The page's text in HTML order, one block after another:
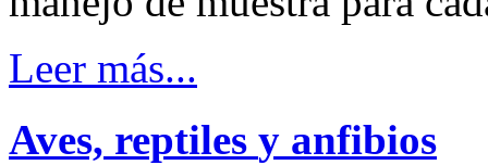
Leer más...
Aves, reptiles y anfibios